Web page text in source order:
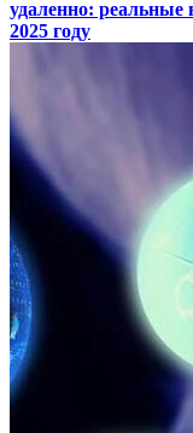
удаленно:
2025 году